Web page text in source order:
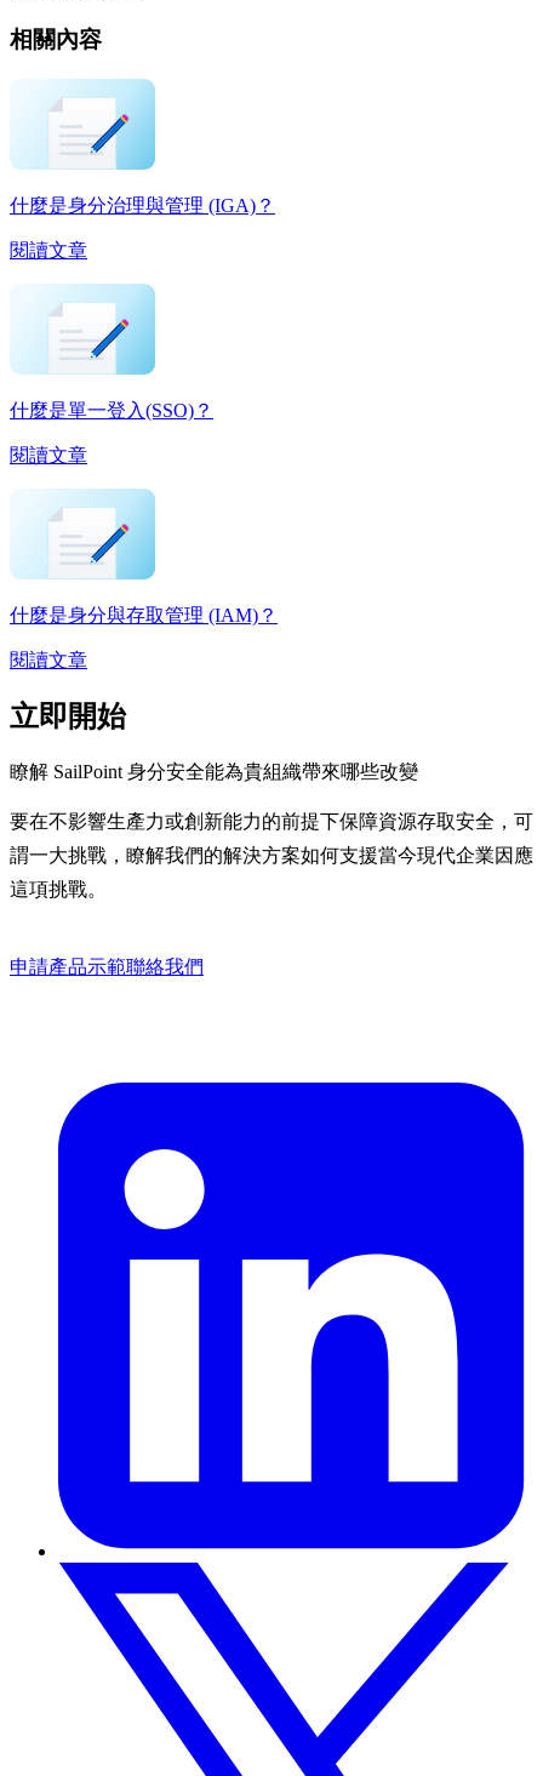
相關內容
什麼是身分治理與管理 (IGA)？
閱讀文章
什麼是單一登入(SSO)？
閱讀文章
什麼是身分與存取管理 (IAM)？
閱讀文章
立即開始
瞭解 SailPoint 身分安全能為貴組織帶來哪些改變
要在不影響生產力或創新能力的前提下保障資源存取安全，可
謂一大挑戰，瞭解我們的解決方案如何支援當今現代企業因應
這項挑戰。
申請產品示範聯絡我們